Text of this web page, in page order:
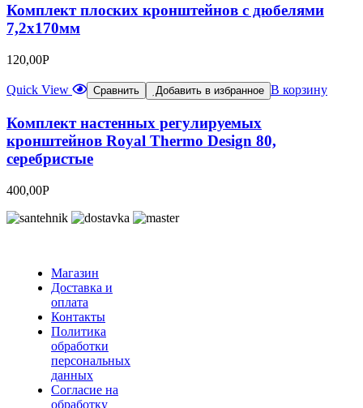
Комплект плоских кронштейнов с дюбелями
7,2х170мм
120,00Р
Quick View Сравнить Добавить в избранное В корзину
Комплект настенных регулируемых
кронштейнов Royal Thermo Design 80,
серебристые
400,00Р
Магазин
Доставка и
оплата
Контакты
Политика
обработки
персональных
данных
Согласие на
обработку